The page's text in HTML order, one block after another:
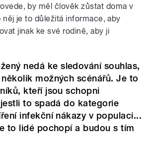
by měl člověk zůstat doma v
něj je to důležitá informace, aby
jinak ke své rodině, aby ji
nedá ke sledování souhlas,
možných scénářů. Je to
kteří jsou schopni
to spadá do kategorie
infekční nákazy v populaci...
to lidé pochopí a budou s tím